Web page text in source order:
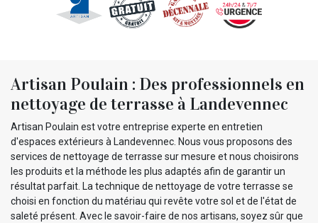
Artisan Poulain : Des professionnels en
nettoyage de terrasse à Landevennec
Artisan Poulain est votre entreprise experte en entretien
d'espaces extérieurs à Landevennec. Nous vous proposons des
services de nettoyage de terrasse sur mesure et nous choisirons
les produits et la méthode les plus adaptés afin de garantir un
résultat parfait. La technique de nettoyage de votre terrasse se
choisi en fonction du matériau qui revête votre sol et de l'état de
saleté présent. Avec le savoir-faire de nos artisans, soyez sûr que